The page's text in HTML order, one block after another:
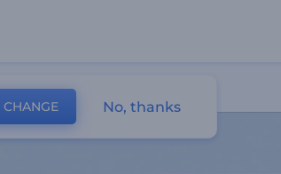
CHANGE No, thanks